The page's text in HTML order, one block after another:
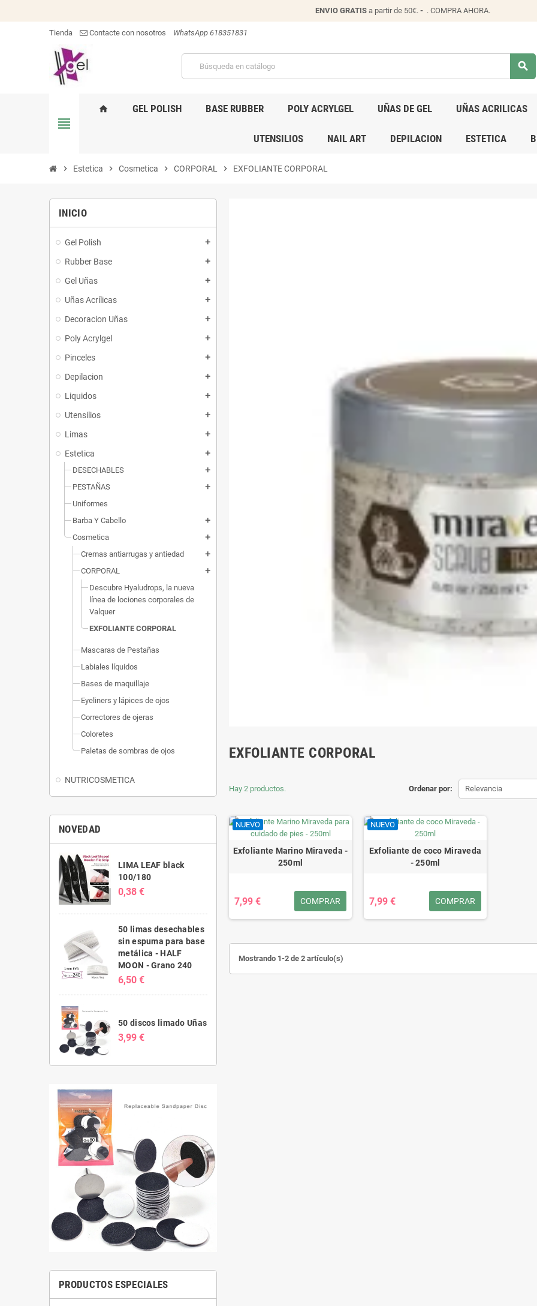
ENVIO GRATIS a partir de 50€. - . COMPRA AHORA.
Tienda Contacte con nosotros WhatsApp 618351831
search
view_headline
home GEL POLISH BASE RUBBER POLY ACRYLGEL UÑAS DE GEL UÑAS ACRILICAS
UTENSILIOS NAIL ART DEPILACION ESTETICA
chevron_right Estetica chevron_right Cosmetica chevron_right CORPORAL chevron_right EXFOLIANTE CORPORAL
INICIO
Gel Polish add
Rubber Base add
Gel Uñas add
Uñas Acrílicas add
Decoracion Uñas add
Poly Acrylgel add
Pinceles add
Depilacion add
Liquidos add
Utensilios add
Limas add
Estetica add
DESECHABLES add
PESTAÑAS add
Uniformes
Barba Y Cabello
add
Cosmetica add
Cremas antiarrugas y antiedad add
CORPORAL add
Descubre Hyaludrops, la nueva
línea de lociones corporales de
Valquer
EXFOLIANTE CORPORAL
Mascaras de Pestañas
Labiales líquidos
Bases de maquillaje
Eyeliners y lápices de ojos
Correctores de ojeras
Coloretes
Paletas de sombras de ojos
NUTRICOSMETICA
NOVEDAD
LIMA LEAF black
100/180
0,38 €
50 limas desechables
sin espuma para base
metálica - HALF
MOON - Grano 240
6,50 €
50 discos limado Uñas
3,99 €
PRODUCTOS ESPECIALES
EXFOLIANTE CORPORAL
Ordenar por: Relevancia
Hay 2 productos.
NUEVO
Exfoliante Marino Miraveda -
250ml
7,99 € COMPRAR
NUEVO
Exfoliante de coco Miraveda
- 250ml
7,99 € COMPRAR
Mostrando 1-2 de 2 artículo(s)